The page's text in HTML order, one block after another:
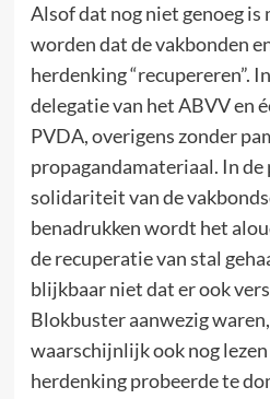
Alsof dat nog niet genoeg is
worden dat de vakbonden
herdenking “recupereren”.
delegatie van het ABVV en
PVDA, overigens zonder
propagandamateriaal. In de
solidariteit van de
benadrukken wordt het
de recuperatie van stal
blijkbaar niet dat er ook
Blokbuster aanwezig
waarschijnlijk ook nog
herdenking probeerde te